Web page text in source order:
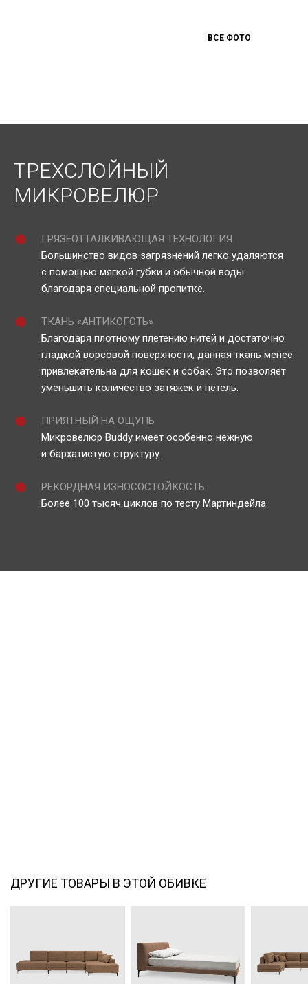
ВСЕ ФОТО
ТРЕХСЛОЙНЫЙ
МИКРОВЕЛЮР
ГРЯЗЕОТТАЛКИВАЮЩАЯ ТЕХНОЛОГИЯ
Большинство видов загрязнений легко удаляются
с помощью мягкой губки и обычной воды
благодаря специальной пропитке.
ТКАНЬ «АНТИКОГОТЬ»
Благодаря плотному плетению нитей и достаточно
гладкой ворсовой поверхности, данная ткань менее
привлекательна для кошек и собак. Это позволяет
уменьшить количество затяжек и петель.
ПРИЯТНЫЙ НА ОЩУПЬ
Микровелюр Buddy имеет особенно нежную
и бархатистую структуру.
РЕКОРДНАЯ ИЗНОСОСТОЙКОСТЬ
Более 100 тысяч циклов по тесту Мартиндейла.
ДРУГИЕ ТОВАРЫ В ЭТОЙ ОБИВКЕ